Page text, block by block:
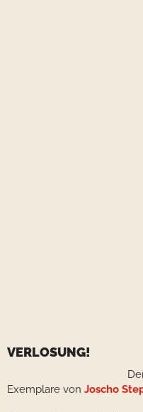
VERLOSUNG!
Exemplare von Joscho